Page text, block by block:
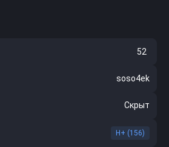
52
soso4ek
Скрыт
H+ (156)